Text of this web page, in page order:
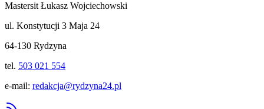
Mastersit Łukasz Wojciechowski
ul. Konstytucji 3 Maja 24
64-130 Rydzyna
tel. 503 021 554
e-mail: redakcja@rydzyna24.pl